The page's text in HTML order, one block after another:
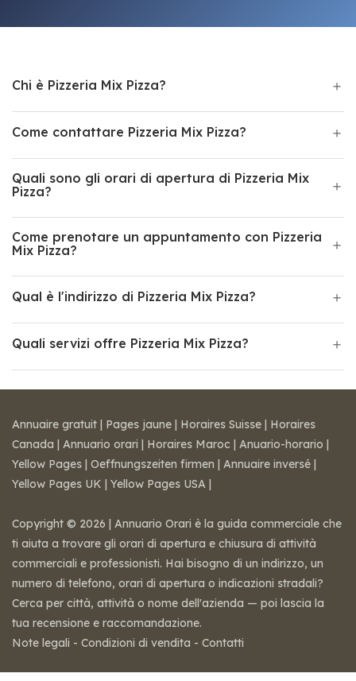
Chi è Pizzeria Mix Pizza?
Come contattare Pizzeria Mix Pizza?
Quali sono gli orari di apertura di Pizzeria Mix
Pizza?
Come prenotare un appuntamento con Pizzeria
Mix Pizza?
Qual è l'indirizzo di Pizzeria Mix Pizza?
Quali servizi offre Pizzeria Mix Pizza?
Annuaire gratuit | Pages jaune | Horaires Suisse | Horaires
Canada | Annuario orari | Horaires Maroc | Anuario-horario |
Yellow Pages | Oeffnungszeiten firmen | Annuaire inversé |
Yellow Pages UK | Yellow Pages USA |
Copyright © 2026 | Annuario Orari è la guida commerciale che
ti aiuta a trovare gli orari di apertura e chiusura di attività
commerciali e professionisti. Hai bisogno di un indirizzo, un
numero di telefono, orari di apertura o indicazioni stradali?
Cerca per città, attività o nome dell'azienda — poi lascia la
tua recensione e raccomandazione.
Note legali - Condizioni di vendita - Contatti